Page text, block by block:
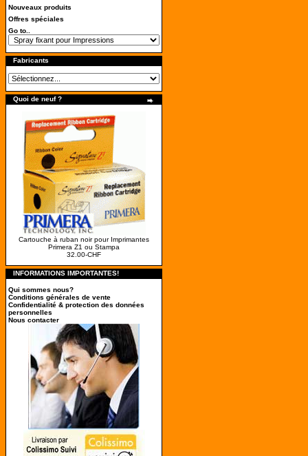
Nouveaux produits
Offres spéciales
Go to..
Fabricants
Quoi de neuf ?
Cartouche à ruban noir pour Imprimantes
Primera Z1 ou Stampa
32.00-CHF
INFORMATIONS IMPORTANTES!
Qui sommes nous?
Conditions générales de vente
Confidentialité & protection des données
personnelles
Nous contacter